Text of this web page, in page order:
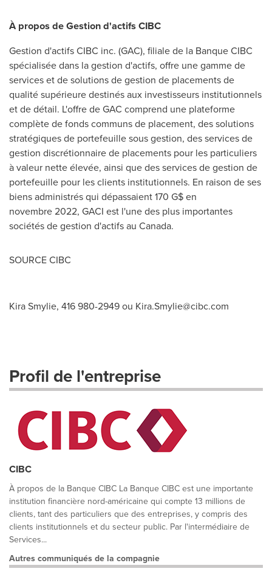
À propos de Gestion d'actifs CIBC
Gestion d'actifs CIBC inc. (GAC), filiale de la Banque CIBC
spécialisée dans la gestion d'actifs, offre une gamme de
services et de solutions de gestion de placements de
qualité supérieure destinés aux investisseurs institutionnels
et de détail. L'offre de GAC comprend une plateforme
complète de fonds communs de placement, des solutions
stratégiques de portefeuille sous gestion, des services de
gestion discrétionnaire de placements pour les particuliers
à valeur nette élevée, ainsi que des services de gestion de
portefeuille pour les clients institutionnels. En raison de ses
biens administrés qui dépassaient 170 G$ en
novembre 2022, GACI est l'une des plus importantes
sociétés de gestion d'actifs au Canada.
SOURCE CIBC
Kira Smylie, 416 980-2949 ou Kira.Smylie@cibc.com
Profil de l'entreprise
CIBC
À propos de la Banque CIBC La Banque CIBC est une importante
institution financière nord-américaine qui compte 13 millions de
clients, tant des particuliers que des entreprises, y compris des
clients institutionnels et du secteur public. Par l'intermédiaire de
Services...
Autres communiqués de la compagnie